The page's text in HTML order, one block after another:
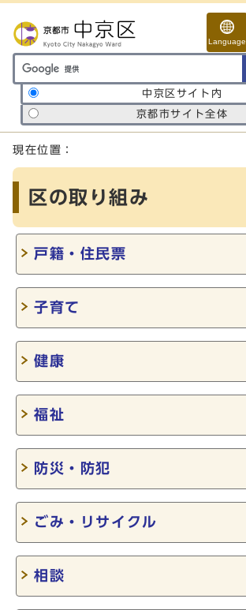
Language
サイト内検索の範囲
中京区サイト内
京都市サイト全体
ここから本文です
現在位置：
区の取り組み
戸籍・住民票
子育て
健康
福祉
防災・防犯
ごみ・リサイクル
相談